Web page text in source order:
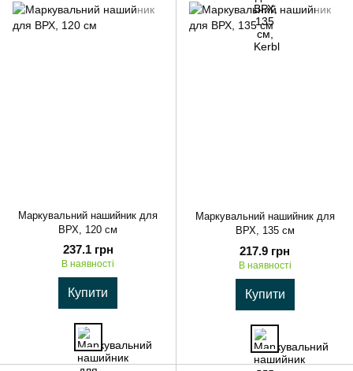
Маркувальний нашийник для
ВРХ, 120 см
237.1 грн
В наявності
Купити
Маркувальний нашийник для
ВРХ, 135 см
217.9 грн
В наявності
Купити